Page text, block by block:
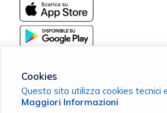
Padano Vita - Iscritta al Registro
Cookies
Questo sito utilizza cookies tecnici
Maggiori Informazioni